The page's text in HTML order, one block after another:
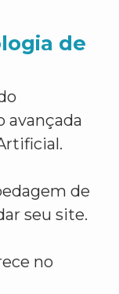
de
avançada
de
seu site.
no